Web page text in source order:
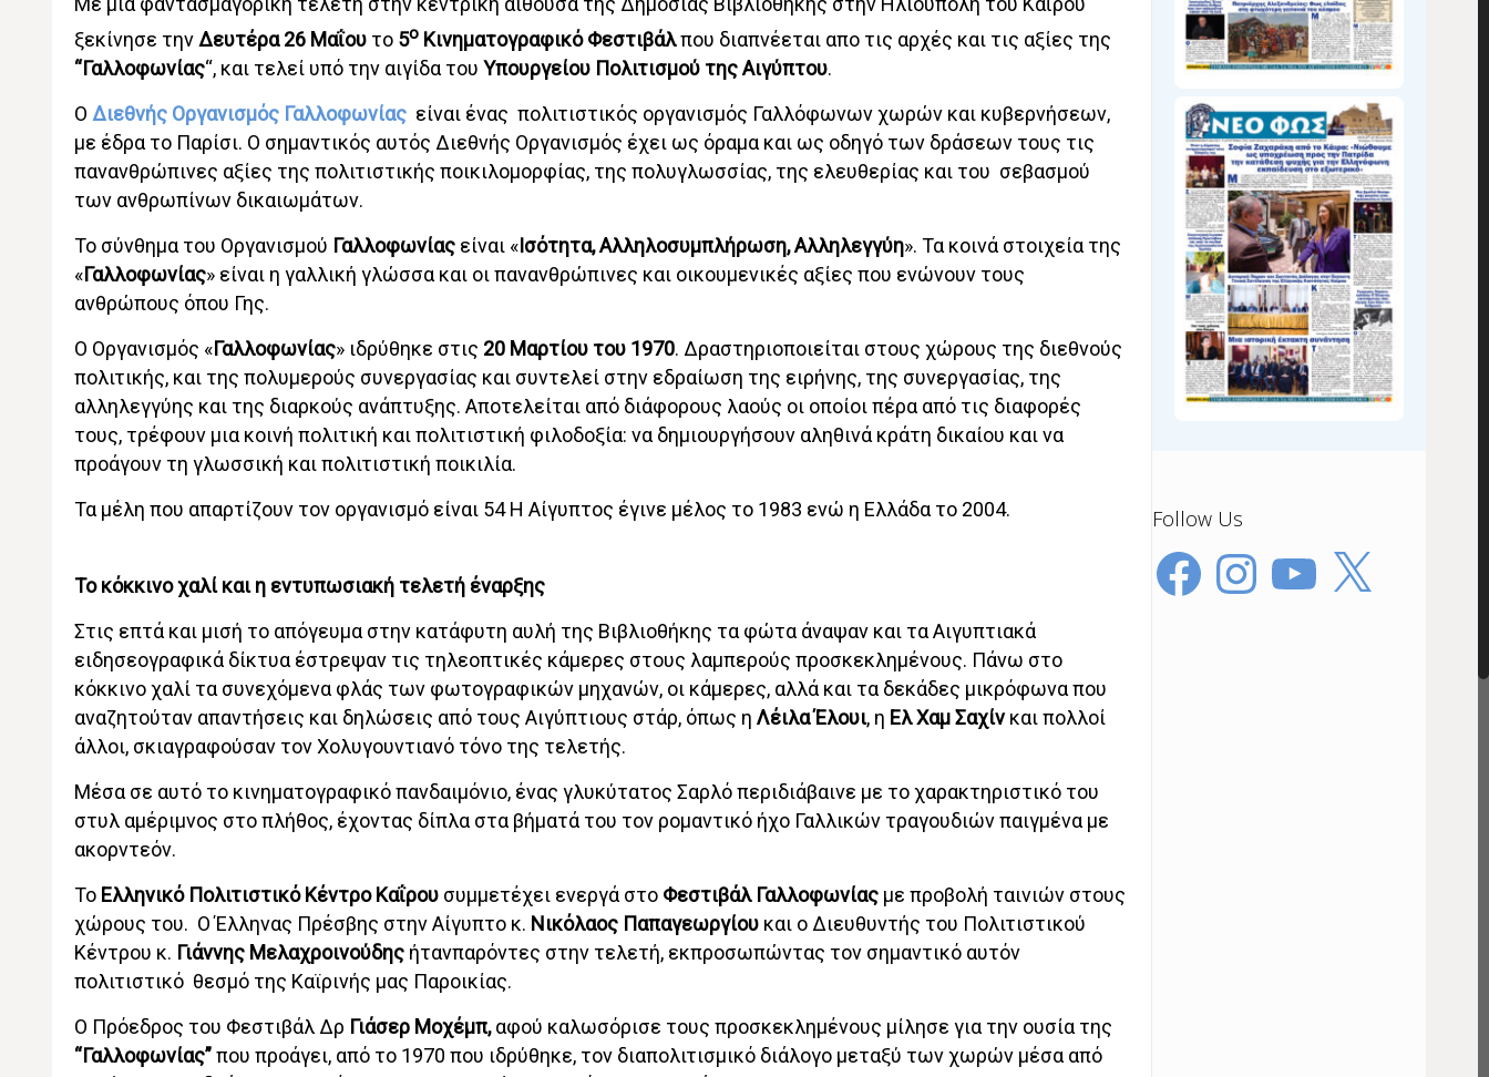
ξεκίνησε την Δευτέρα 26 Μαΐουτο 5οΚινηματογραφικό Φεστιβάλπου διαπνέεται απο τις αρχές και τις αξίες της
“Γαλλοφωνίας“, και τελεί υπό την αιγίδα του Υπουργείου Πολιτισμού της Αιγύπτου.
Ο Διεθνής Οργανισμός Γαλλοφωνίαςείναι ένας πολιτιστικός οργανισμός Γαλλόφωνων χωρών και κυβερνήσεων,
με έδρα το Παρίσι. Ο σημαντικός αυτός Διεθνής Οργανισμός έχει ως όραμα και ως οδηγό των δράσεων τους τις
πανανθρώπινες αξίες της πολιτιστικής ποικιλομορφίας, της πολυγλωσσίας, της ελευθερίας και του σεβασμού
των ανθρωπίνων δικαιωμάτων.
Το σύνθημα του Οργανισμού Γαλλοφωνίαςείναι «Ισότητα, Αλληλοσυμπλήρωση, Αλληλεγγύη». Τα κοινά στοιχεία της
«Γαλλοφωνίας» είναι η γαλλική γλώσσα και οι πανανθρώπινες και οικουμενικές αξίες που ενώνουν τους
ανθρώπους όπου Γης.
Ο Οργανισμός «Γαλλοφωνίας» ιδρύθηκε στις 20 Μαρτίου του 1970. Δραστηριοποιείται στους χώρους της διεθνούς
πολιτικής, και της πολυμερούς συνεργασίας και συντελεί στην εδραίωση της ειρήνης, της συνεργασίας, της
αλληλεγγύης και της διαρκούς ανάπτυξης. Αποτελείται από διάφορους λαούς οι οποίοι πέρα από τις διαφορές
τους, τρέφουν μια κοινή πολιτική και πολιτιστική φιλοδοξία: να δημιουργήσουν αληθινά κράτη δικαίου και να
προάγουν τη γλωσσική και πολιτιστική ποικιλία.
Τα μέλη που απαρτίζουν τον οργανισμό είναι 54 Η Αίγυπτος έγινε μέλος το 1983 ενώ η Ελλάδα το 2004.
Το κόκκινο χαλί και η εντυπωσιακή τελετή έναρξης
Στις επτά και μισή το απόγευμα στην κατάφυτη αυλή της Βιβλιοθήκης τα φώτα άναψαν και τα Αιγυπτιακά
ειδησεογραφικά δίκτυα έστρεψαν τις τηλεοπτικές κάμερες στους λαμπερούς προσκεκλημένους. Πάνω στο
κόκκινο χαλί τα συνεχόμενα φλάς των φωτογραφικών μηχανών, οι κάμερες, αλλά και τα δεκάδες μικρόφωνα που
αναζητούταν απαντήσεις και δηλώσεις από τους Αιγύπτιους στάρ, όπως η Λέιλα Έλουι, η Ελ Χαμ Σαχίνκαι πολλοί
άλλοι, σκιαγραφούσαν τον Χολυγουντιανό τόνο της τελετής.
Μέσα σε αυτό το κινηματογραφικό πανδαιμόνιο, ένας γλυκύτατος Σαρλό περιδιάβαινε με το χαρακτηριστικό του
στυλ αμέριμνος στο πλήθος, έχοντας δίπλα στα βήματά του τον ρομαντικό ήχο Γαλλικών τραγουδιών παιγμένα με
ακορντεόν.
Το Ελληνικό Πολιτιστικό Κέντρο Καΐρουσυμμετέχει ενεργά στο Φεστιβάλ Γαλλοφωνίαςμε προβολή ταινιών στους
χώρους του. Ο Έλληνας Πρέσβης στην Αίγυπτο κ. Νικόλαος Παπαγεωργίου και ο Διευθυντής του Πολιτιστικού
Κέντρου κ. Γιάννης Μελαχροινούδης ήτανπαρόντες στην τελετή, εκπροσωπώντας τον σημαντικό αυτόν
πολιτιστικό θεσμό της Καϊρινής μας Παροικίας.
Ο Πρόεδρος του Φεστιβάλ Δρ Γιάσερ Μοχέμπ,αφού καλωσόρισε τους προσκεκλημένους μίλησε για την ουσία της
“Γαλλοφωνίας”που προάγει, από το 1970 που ιδρύθηκε, τον διαπολιτισμικό διάλογο μεταξύ των χωρών μέσα από
Follow Us
FacebookInstagramYouTube
X